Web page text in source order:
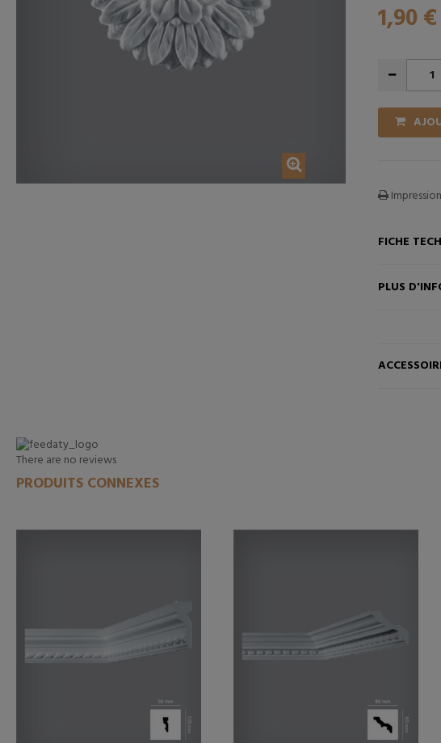
1,90 €
Impression
FICHE
PLUS
There are no reviews
PRODUITS CONNEXES
AJOUTER AU PANIER